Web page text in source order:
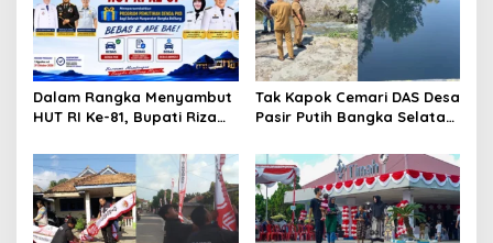
Dalam Rangka Menyambut
HUT RI Ke-81, Bupati Riza
Manfaatkan Program
Pemutihan Pajak
Kendaraan Bermotor
Tak Kapok Cemari DAS Desa
Pasir Putih Bangka Selatan,
diduga Jadi Biang Keladi